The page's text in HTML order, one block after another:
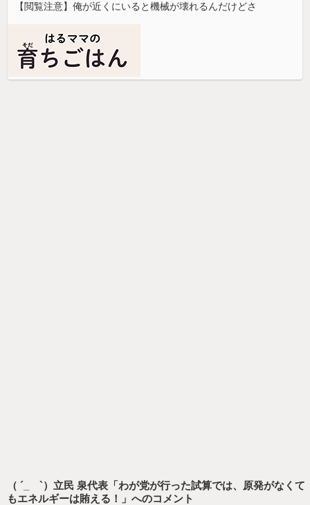
【閲覧注意】俺が近くにいると機械が壊れるんだけどさ
（ ´_ゝ`）立民 泉代表「わが党が行った試算では、原発がなくて
もエネルギーは賄える！」 へのコメント